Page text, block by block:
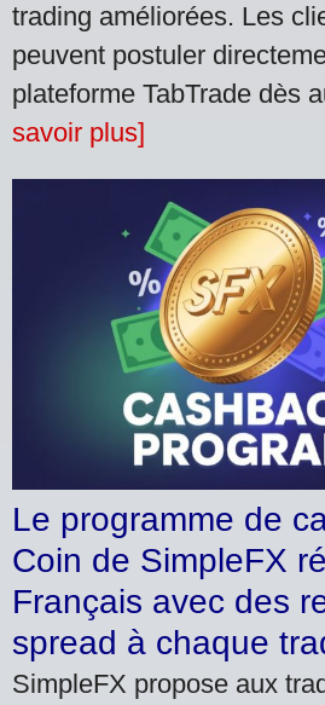
trading améliorées. Les
peuvent postuler
plateforme TabTrade dès
savoir plus]
Le programme de
Coin de SimpleFX
Français avec des
spread à chaque
SimpleFX propose aux